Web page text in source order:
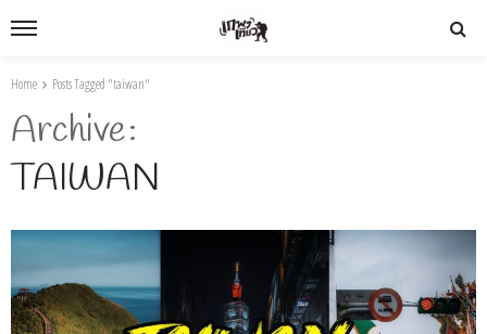
Home Posts Tagged "taiwan"
Archive
TAIWAN